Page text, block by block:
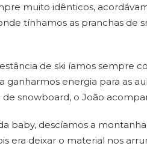
muito idênticos,
tínhamos as pranchas de
de ski íamos sempre
ganharmos energia para as
de snowboard, o João
baby, descíamos a
era deixar o material nos